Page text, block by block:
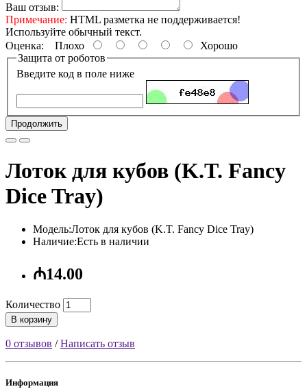
Ваш отзыв:
Примечание: HTML разметка не поддерживается!
Используйте обычный текст.
Оценка: Плохо
Хорошо
Защита от роботов
Введите код в поле ниже
Продолжить
Лоток для кубов (K.T. Fancy
Dice Tray)
Модель:Лоток для кубов (K.T. Fancy Dice Tray)
Наличие:Есть в наличии
₼14.00
Количество
В корзину
0 отзывов /Написать отзыв
Информация